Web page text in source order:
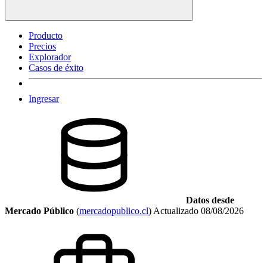
Producto
Precios
Explorador
Casos de éxito
Ingresar
Datos desde
Mercado Público (mercadopublico.cl) Actualizado 08/08/2026